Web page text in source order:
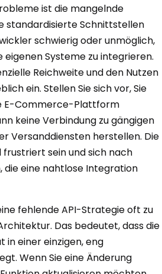
ist die mangelnde
standardisierte Schnittstellen
schwierig oder unmöglich,
eigenen Systeme zu integrieren.
Reichweite und den Nutzen
ein. Stellen Sie sich vor, Sie
E-Commerce-Plattform
keine Verbindung zu gängigen
Versanddiensten herstellen. Die
sein und sich nach
die eine nahtlose Integration
fehlende API-Strategie oft zu
Das bedeutet, dass die
in einer einzigen, eng
Wenn Sie eine Änderung